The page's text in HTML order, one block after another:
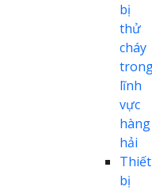
bị
thử
cháy
lĩnh
vực
hàng
hải
Thiết
bị